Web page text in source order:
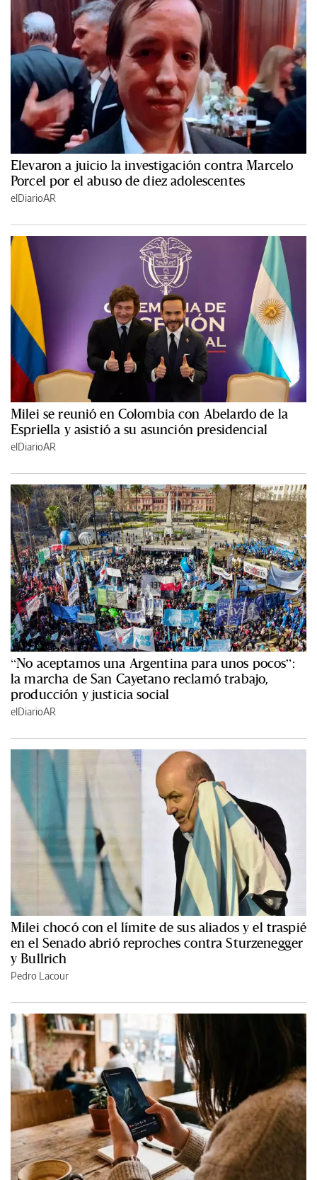
Elevaron a juicio la investigación contra Marcelo
Porcel por el abuso de diez adolescentes
elDiarioAR
Milei se reunió en Colombia con Abelardo de la
Espriella y asistió a su asunción presidencial
elDiarioAR
“No aceptamos una Argentina para unos pocos”:
la marcha de San Cayetano reclamó trabajo,
producción y justicia social
elDiarioAR
Milei chocó con el límite de sus aliados y el traspié
en el Senado abrió reproches contra Sturzenegger
y Bullrich
Pedro Lacour